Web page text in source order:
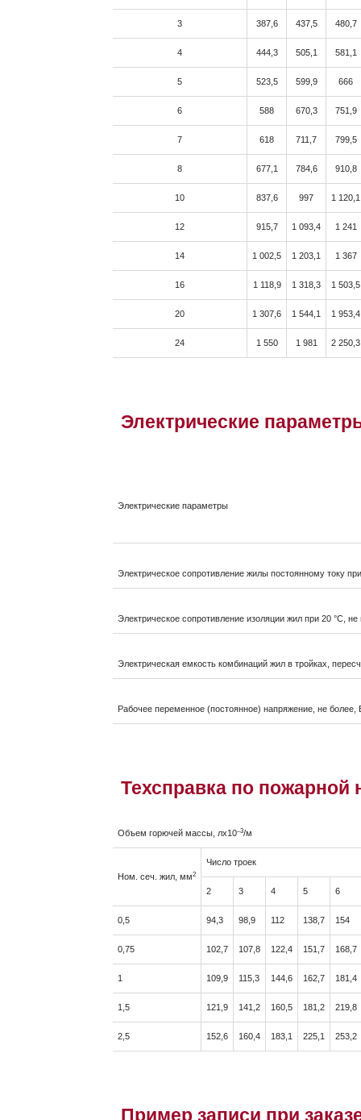
3 387,6 437,5 480,7
4 444,3 505,1 581,1
5 523,5 599,9 666
6 588 670,3 751,9
7 618 711,7 799,5
8 677,1 784,6 910,8
10 837,6 997 1 120,1
12 915,7 1 093,4 1 241
14 1 002,5 1 203,1 1 367
16 1 118,9 1 318,3 1 503,5
20 1 307,6 1 544,1 1 953,4
24 1 550 1 981 2 250,3
Электрические
Электрические параметры
Электрическое сопротивление жилы постоянному току
Электрическое сопротивление изоляции жил при 20 °C,
Электрическая емкость комбинаций жил в тройках,
Рабочее переменное (постоянное) напряжение, не более,
Техсправка по пожарной
Объем горючей массы, лx10–3/м
Ном. сеч. жил, мм2
Число троек
2 3 4 5 6
0,5 94,3 98,9 112 138,7 154
0,75 102,7 107,8 122,4 151,7 168,7
1 109,9 115,3 144,6 162,7 181,4
1,5 121,9 141,2 160,5 181,2 219,8
2,5 152,6 160,4 183,1 225,1 253,2
Пример записи при